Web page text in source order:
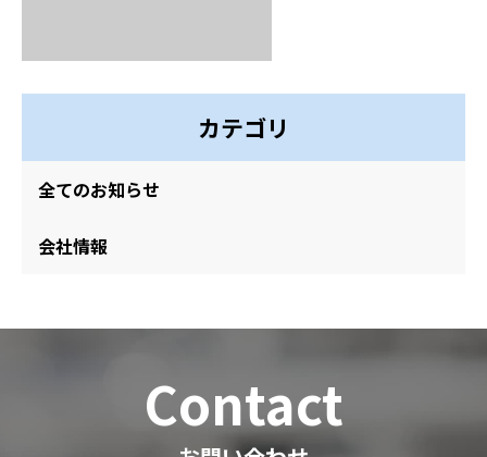
カテゴリ
全てのお知らせ
会社情報
Contact